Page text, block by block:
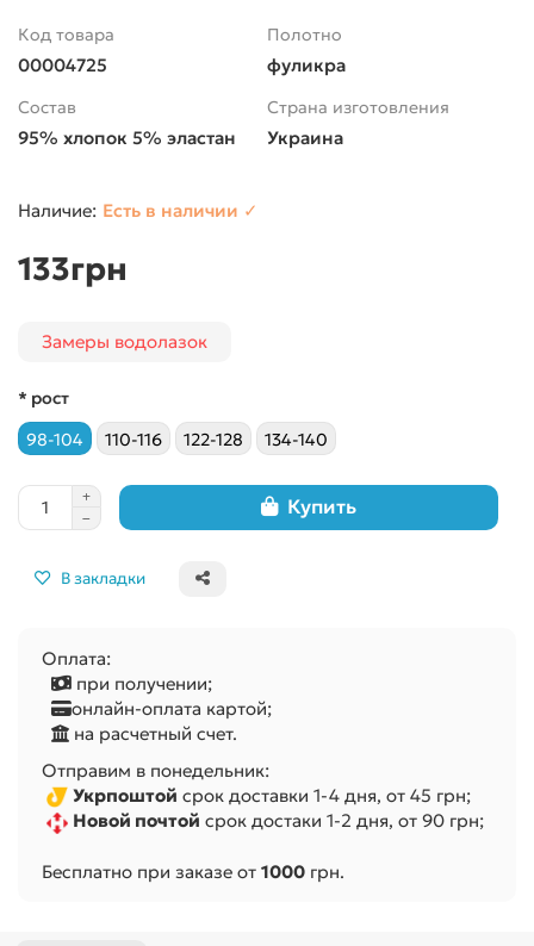
Код товара
00004725
Полотно
фуликра
Состав
95% хлопок 5% эластан
Страна изготовления
Украина
Есть в наличии ✓
133грн
Замеры водолазок
* рост
98-104
110-116 122-128 134-140
Купить
В закладки
Оплата:
при получении;
онлайн-оплата картой;
на расчетный счет.
Отправим в понедельник:
Укрпоштой срок доставки 1-4 дня, от 45 грн;
Новой почтой срок достаки 1-2 дня, от 90 грн;
Бесплатно при заказе от 1000 грн.